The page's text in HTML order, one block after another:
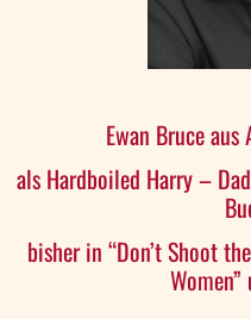
Ewan Bruce
als Hardboiled Harry –
bisher in “Don’t Shoot